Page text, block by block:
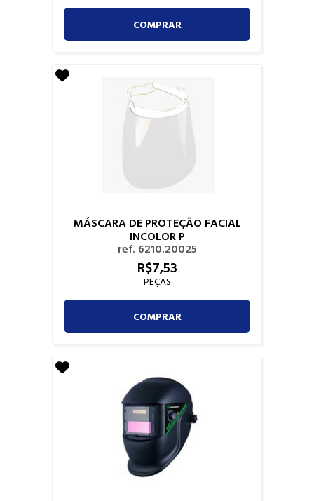
COMPRAR
MÁSCARA DE PROTEÇÃO FACIAL
INCOLOR P
ref. 6210.20025
R$7,53
PEÇAS
COMPRAR